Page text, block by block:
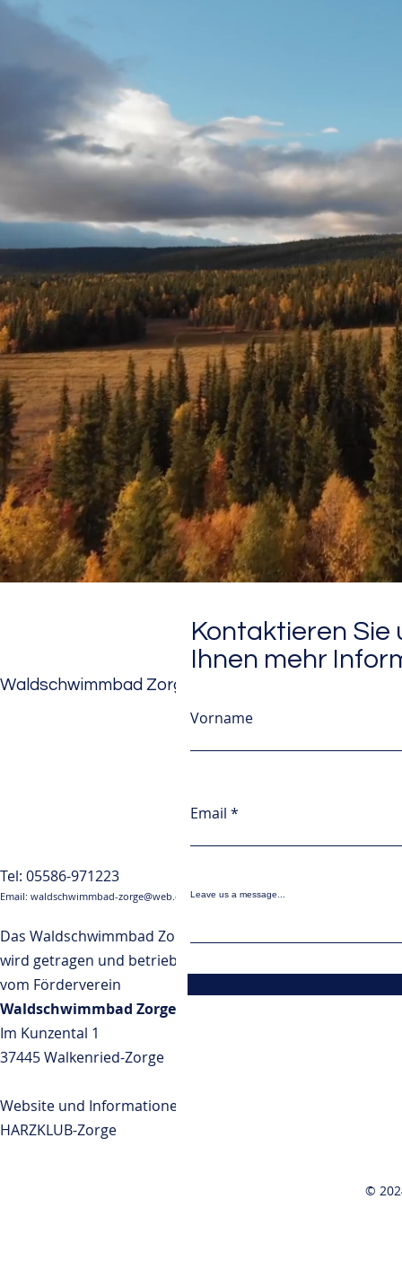
Waldschwimmbad Zorge
Tel: 05586-971223
Email: waldschwimmbad-zorge@web.de
Das Waldschwimmbad Zorge
wird getragen und betrieben
vom Förderverein
Waldschwimmbad Zorge e.V.
Im Kunzental 1
37445 Walkenried-Zorge
Website und Informationen:
HARZKLUB-Zorge
Kontaktieren Sie
Ihnen mehr
Vorname
Email
Leave us a message...
©